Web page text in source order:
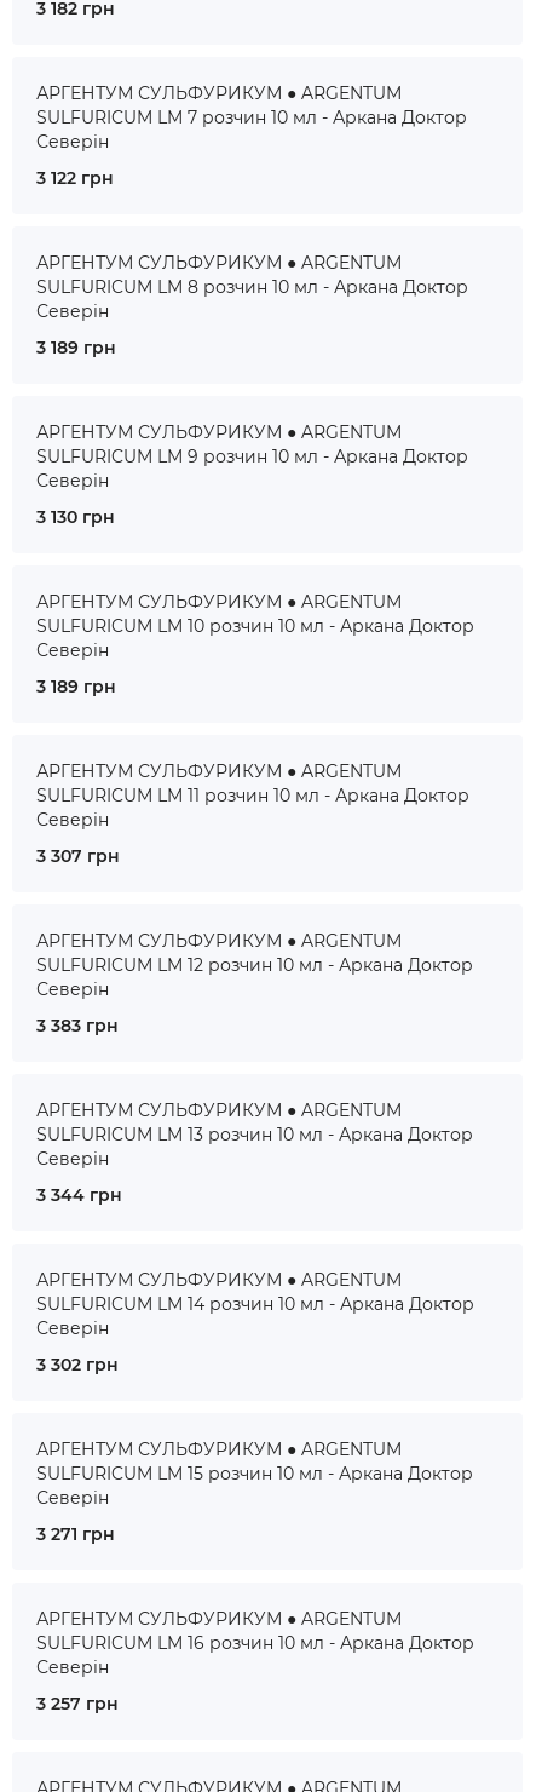
3 182 грн
АРГЕНТУМ СУЛЬФУРИКУМ ● ARGENTUM
SULFURICUM LM 7 розчин 10 мл - Аркана Доктор
Северін
3 122 грн
АРГЕНТУМ СУЛЬФУРИКУМ ● ARGENTUM
SULFURICUM LM 8 розчин 10 мл - Аркана Доктор
Северін
3 189 грн
АРГЕНТУМ СУЛЬФУРИКУМ ● ARGENTUM
SULFURICUM LM 9 розчин 10 мл - Аркана Доктор
Северін
3 130 грн
АРГЕНТУМ СУЛЬФУРИКУМ ● ARGENTUM
SULFURICUM LM 10 розчин 10 мл - Аркана Доктор
Северін
3 189 грн
АРГЕНТУМ СУЛЬФУРИКУМ ● ARGENTUM
SULFURICUM LM 11 розчин 10 мл - Аркана Доктор
Северін
3 307 грн
АРГЕНТУМ СУЛЬФУРИКУМ ● ARGENTUM
SULFURICUM LM 12 розчин 10 мл - Аркана Доктор
Северін
3 383 грн
АРГЕНТУМ СУЛЬФУРИКУМ ● ARGENTUM
SULFURICUM LM 13 розчин 10 мл - Аркана Доктор
Северін
3 344 грн
АРГЕНТУМ СУЛЬФУРИКУМ ● ARGENTUM
SULFURICUM LM 14 розчин 10 мл - Аркана Доктор
Северін
3 302 грн
АРГЕНТУМ СУЛЬФУРИКУМ ● ARGENTUM
SULFURICUM LM 15 розчин 10 мл - Аркана Доктор
Северін
3 271 грн
АРГЕНТУМ СУЛЬФУРИКУМ ● ARGENTUM
SULFURICUM LM 16 розчин 10 мл - Аркана Доктор
Северін
3 257 грн